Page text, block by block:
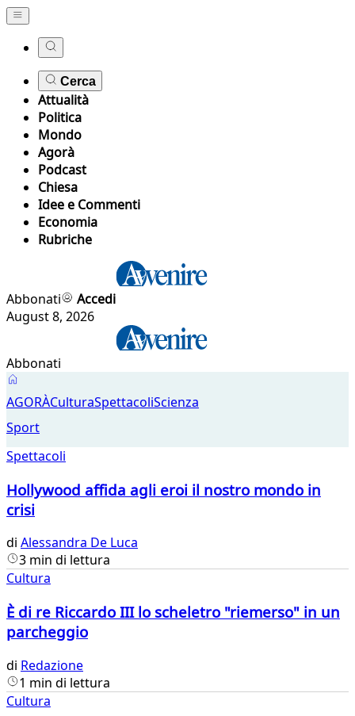
Cerca
Attualità
Politica
Mondo
Agorà
Podcast
Chiesa
Idee e Commenti
Economia
Rubriche
Abbonati
Accedi
August 8, 2026
Abbonati
Agorà
AGORÀCulturaSpettacoliScienza
Sport
Spettacoli
Hollywood affida agli eroi il nostro mondo in
crisi
di Alessandra De Luca
3 min di lettura
Cultura
È di re Riccardo III lo scheletro "riemerso" in un
parcheggio
di Redazione
1 min di lettura
Cultura